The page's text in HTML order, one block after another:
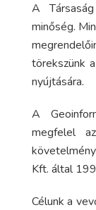
A
minőség.
törekszünk
nyújtására.
A
megfelel
Kft. által
Célunk a